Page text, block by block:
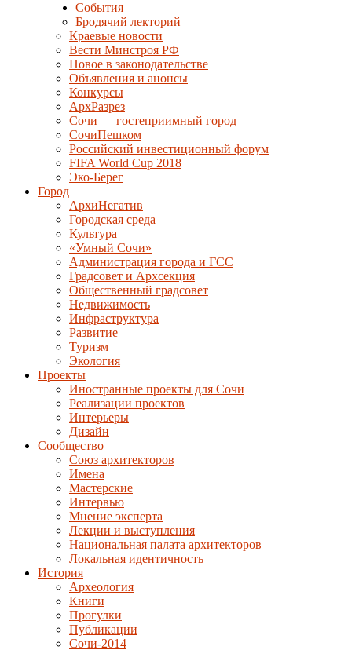
События
Бродячий лекторий
Краевые новости
Вести Минстроя РФ
Новое в законодательстве
Объявления и анонсы
Конкурсы
АрхРазрез
Сочи — гостеприимный город
СочиПешком
Российский инвестиционный форум
FIFA World Cup 2018
Эко-Берег
Город
АрхиНегатив
Городская среда
Культура
«Умный Сочи»
Администрация города и ГСС
Градсовет и Архсекция
Общественный градсовет
Недвижимость
Инфраструктура
Развитие
Туризм
Экология
Проекты
Иностранные проекты для Сочи
Реализации проектов
Интерьеры
Дизайн
Сообщество
Союз архитекторов
Имена
Мастерские
Интервью
Мнение эксперта
Лекции и выступления
Национальная палата архитекторов
Локальная идентичность
История
Археология
Книги
Прогулки
Публикации
Сочи-2014